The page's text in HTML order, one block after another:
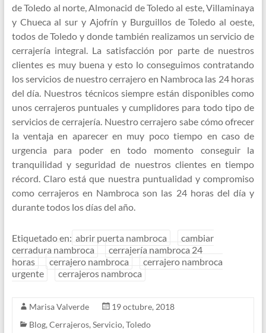
de Toledo al norte, Almonacid de Toledo al este, Villaminaya
y Chueca al sur y Ajofrín y Burguillos de Toledo al oeste,
todos de Toledo y donde también realizamos un servicio de
cerrajería integral. La satisfacción por parte de nuestros
clientes es muy buena y esto lo conseguimos contratando
los servicios de nuestro cerrajero en Nambroca las 24 horas
del día. Nuestros técnicos siempre están disponibles como
unos cerrajeros puntuales y cumplidores para todo tipo de
servicios de cerrajería. Nuestro cerrajero sabe cómo ofrecer
la ventaja en aparecer en muy poco tiempo en caso de
urgencia para poder en todo momento conseguir la
tranquilidad y seguridad de nuestros clientes en tiempo
récord. Claro está que nuestra puntualidad y compromiso
como cerrajeros en Nambroca son las 24 horas del día y
durante todos los días del año.
Etiquetado en: abrir puerta nambroca
cambiar
cerradura nambroca
cerrajería nambroca 24
horas
cerrajero nambroca
cerrajero nambroca
urgente
cerrajeros nambroca
Marisa Valverde
19 octubre, 2018
Blog,Cerrajeros,Servicio,Toledo